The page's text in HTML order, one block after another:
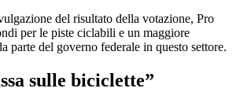
del risultato della votazione, Pro
per le piste ciclabili e un maggiore
parte del governo federale in questo settore.
sulle biciclette”